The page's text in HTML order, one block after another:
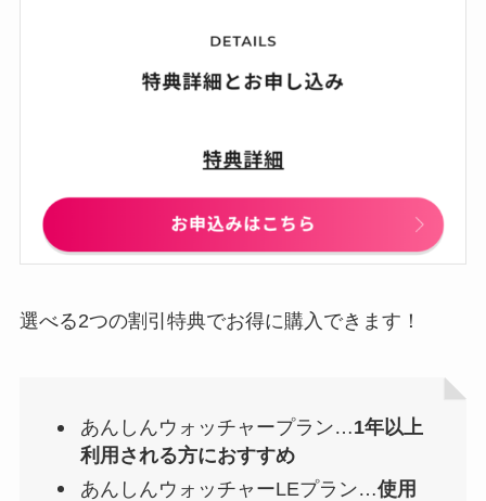
選べる2つの割引特典でお得に購入できます！
あんしんウォッチャープラン…1年以上
利用される方におすすめ
あんしんウォッチャーLEプラン…使用